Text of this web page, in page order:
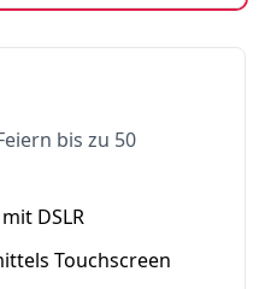
bis zu 50
DSLR
Touchscreen